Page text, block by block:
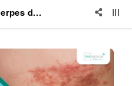
Pengobatan Herpes di DVX Medical Jakarta: Tepat, Aman, dan Profesional